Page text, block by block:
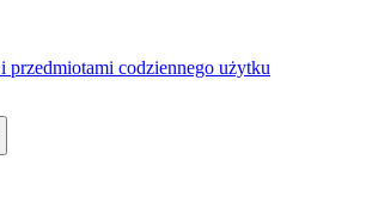
przedmiotami codziennego użytku